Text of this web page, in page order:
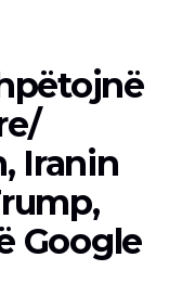
Iranin
Google